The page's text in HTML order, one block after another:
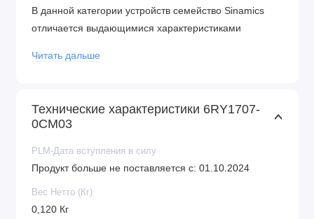
В данной категории устройств семейство Sinamics
отличается выдающимися характеристиками
на рынке.
области 2-направленных преобразоватлей частот
DC-DC.
С помощью применения принципов блочности в
исполнении продукции любые запчасти могут быть
просто и быстро смонтированы.
Для ознакомления со списком устройств
Читать дальше
Технические характеристики 6RY1707-
0CM03
PLM-Дата вступления в силу
Продукт больше не поставляется с: 01.10.2024
Вес Нетто (Кг)
0,120 Кг